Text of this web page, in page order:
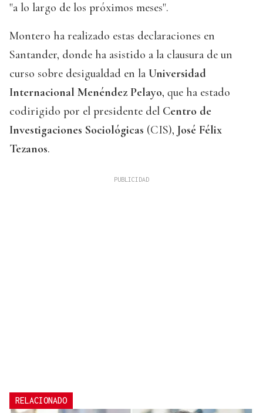
"a lo largo de los próximos meses".
Montero ha realizado estas declaraciones en
Santander, donde ha asistido a la clausura de un
curso sobre desigualdad en la Universidad
Internacional Menéndez Pelayo, que ha estado
codirigido por el presidente del Centro de
Investigaciones Sociológicas (CIS), José Félix
Tezanos.
RELACIONADO